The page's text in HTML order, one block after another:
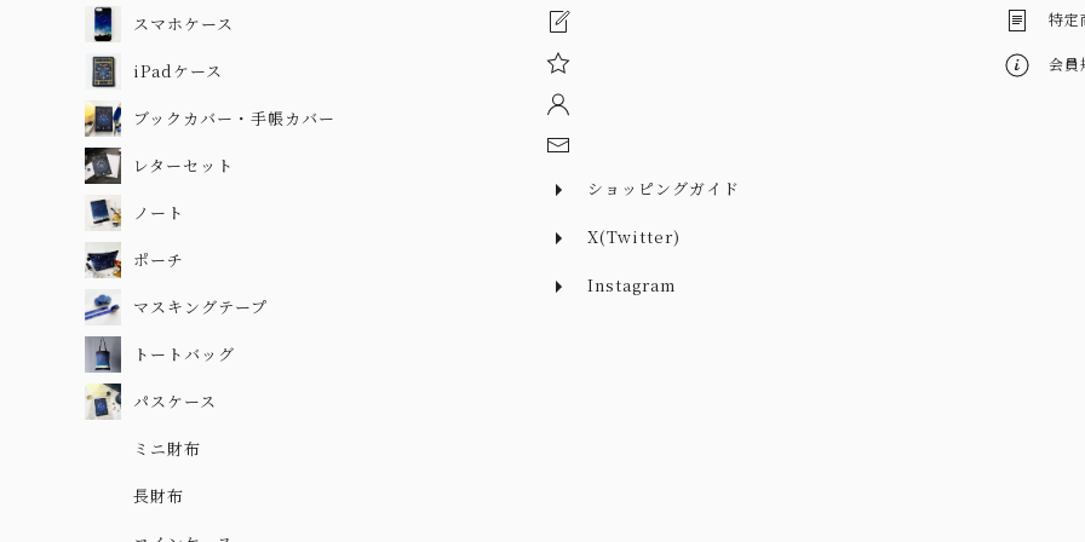
スマホケース
iPadケース
ブックカバー・手帳カバー
レターセット
ノート
ポーチ
マスキングテープ
トートバッグ
パスケース
ミニ財布
長財布
ショッピングガイド
X(Twitter)
Instagram
特定
会員